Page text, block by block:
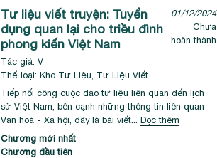
Tư liệu viết truyện: Tuyển
dụng quan lại cho triều đình
phong kiến Việt Nam
Tác giả: V
Thể loại: Kho Tư Liệu, Tư Liệu Viết
01/12/2024
Chưa
hoàn thành
Tiếp nối công cuộc đào tư liệu liên quan đến lịch
sử Việt Nam, bên cạnh những thông tin liên quan
Văn hoá - Xã hội, đây là bài viết... Đọc thêm
Chương mới nhất
Chương đầu tiên